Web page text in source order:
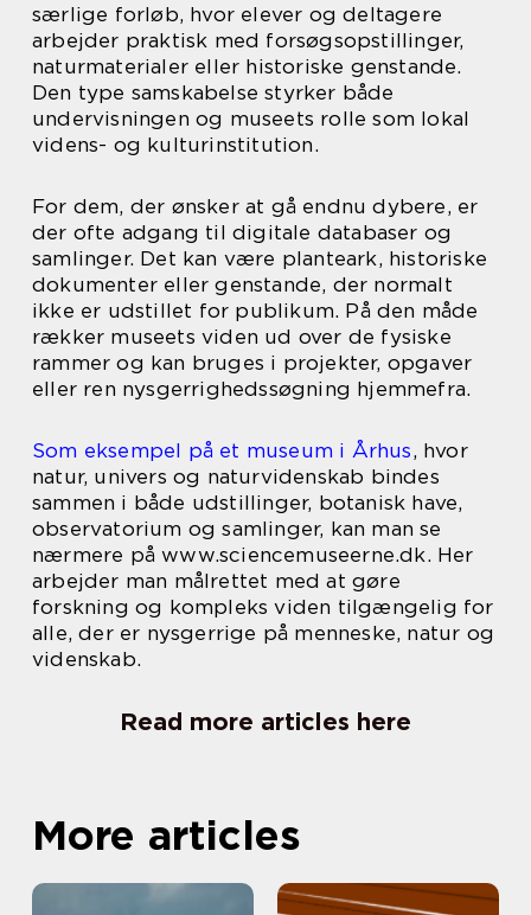
særlige forløb, hvor elever og deltagere
arbejder praktisk med forsøgsopstillinger,
naturmaterialer eller historiske genstande.
Den type samskabelse styrker både
undervisningen og museets rolle som lokal
videns- og kulturinstitution.
For dem, der ønsker at gå endnu dybere, er
der ofte adgang til digitale databaser og
samlinger. Det kan være planteark, historiske
dokumenter eller genstande, der normalt
ikke er udstillet for publikum. På den måde
rækker museets viden ud over de fysiske
rammer og kan bruges i projekter, opgaver
eller ren nysgerrighedssøgning hjemmefra.
Som eksempel på et museum i Århus, hvor
natur, univers og naturvidenskab bindes
sammen i både udstillinger, botanisk have,
observatorium og samlinger, kan man se
nærmere på www.sciencemuseerne.dk. Her
arbejder man målrettet med at gøre
forskning og kompleks viden tilgængelig for
alle, der er nysgerrige på menneske, natur og
videnskab.
Read more articles here
More articles